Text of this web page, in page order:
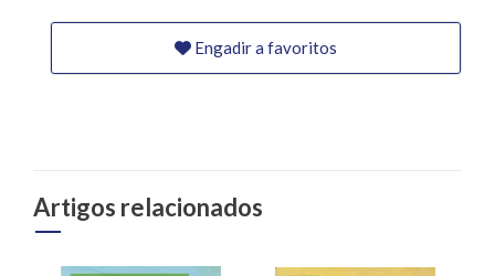
Engadir a favoritos
Artigos relacionados